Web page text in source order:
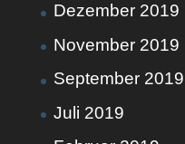
Dezember 2019
November 2019
September 2019
Juli 2019